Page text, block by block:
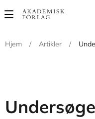
Main
Hjem
/ Artikler /